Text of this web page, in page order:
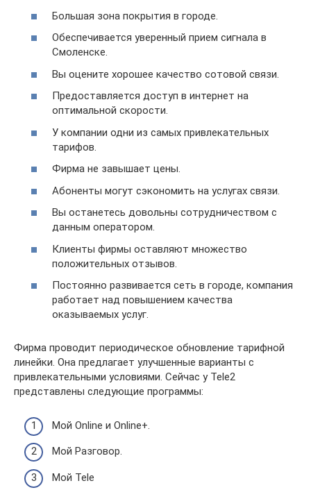
Большая зона покрытия в городе.
Обеспечивается уверенный прием сигнала в
Смоленске.
Вы оцените хорошее качество сотовой связи.
Предоставляется доступ в интернет на
оптимальной скорости.
У компании одни из самых привлекательных
тарифов.
Фирма не завышает цены.
Абоненты могут сэкономить на услугах связи.
Вы останетесь довольны сотрудничеством с
данным оператором.
Клиенты фирмы оставляют множество
положительных отзывов.
Постоянно развивается сеть в городе, компания
работает над повышением качества
оказываемых услуг.
Фирма проводит периодическое обновление тарифной
линейки. Она предлагает улучшенные варианты с
привлекательными условиями. Сейчас у Tele2
представлены следующие программы:
Мой Online и Online+.
Мой Разговор.
Мой Tele